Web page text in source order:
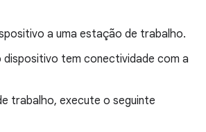
a uma estação de trabalho.
dispositivo tem conectividade com a
trabalho, execute o seguinte